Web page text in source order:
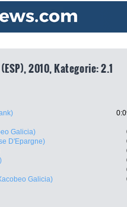
2010, Kategorie: 2.1
Galicia)
D'Epargne)
Galicia)